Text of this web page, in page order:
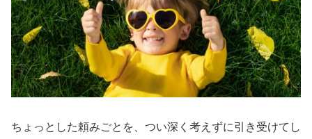
ちょっとした頼みごとを、つい深く考えずに引き受けてし